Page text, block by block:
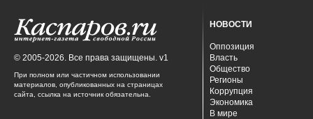
© 2005-2026. Все права защищены. v1
При полном или частичном использовании
материалов, опубликованных на страницах
сайта, ссылка на источник обязательна.
НОВОСТИ
Оппозиция
Власть
Общество
Регионы
Коррупция
Экономика
В мире